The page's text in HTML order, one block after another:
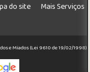
do site Mais Serviços
e Miados (Lei 9610 de 19/02/1998)